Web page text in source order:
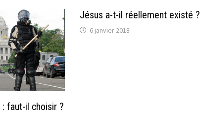
faut-il choisir ?
Jésus a-t-il réellement existé ?
6 janvier 2018